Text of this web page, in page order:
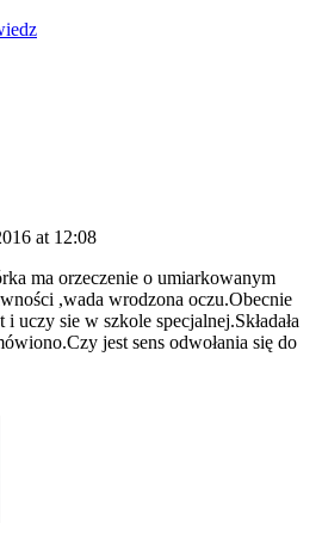
at 12:08
ma orzeczenie o umiarkowanym
,wada wrodzona oczu.Obecnie
i uczy sie w szkole specjalnej.Składała
jest sens odwołania się do